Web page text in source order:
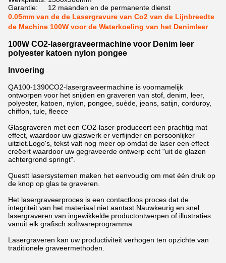
Garantie:
12 maanden en de permanente dienst
0.05mm van de de Lasergravure van Co2 van de Lijnbreedte
de Machine 100W voor de Waterkoeling van het Denimleer
100W CO2-lasergraveermachine voor Denim leer
polyester katoen nylon pongee
Invoering
QA100-1390CO2-lasergraveermachine is voornamelijk
ontworpen voor het snijden en graveren van stof, denim, leer,
polyester, katoen, nylon, pongee, suède, jeans, satijn, corduroy,
chiffon, tule, fleece
Glasgraveren met een CO2-laser produceert een prachtig mat
effect, waardoor uw glaswerk er verfijnder en persoonlijker
uitziet.Logo's, tekst valt nog meer op omdat de laser een effect
creëert waardoor uw gegraveerde ontwerp echt "uit de glazen
achtergrond springt".
Questt lasersystemen maken het eenvoudig om met één druk op
de knop op glas te graveren.
Het lasergraveerproces is een contactloos proces dat de
integriteit van het materiaal niet aantast.Nauwkeurig en snel
lasergraveren van ingewikkelde productontwerpen of illustraties
vanuit elk grafisch softwareprogramma.
Lasergraveren kan uw productiviteit verhogen ten opzichte van
traditionele graveermethoden.